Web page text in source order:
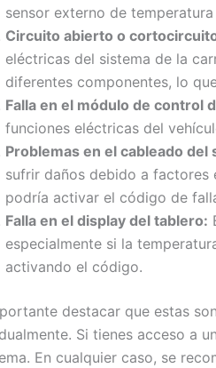
sensor externo de
Circuito abierto o
eléctricas del sistema de la
diferentes componentes, lo
Falla en el módulo de control
funciones eléctricas del
Problemas en el cableado
sufrir daños debido a factores
podría activar el código de
Falla en el display del tablero:
especialmente si la
activando el código.
destacar que estas
Si tienes acceso a
En cualquier caso, se